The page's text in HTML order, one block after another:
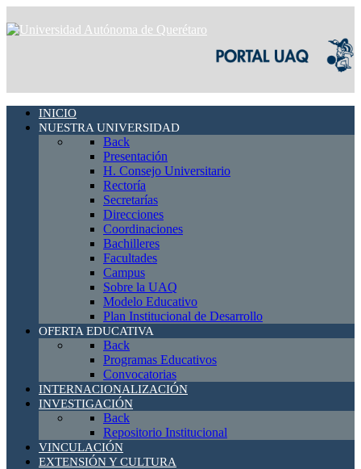
INICIO
NUESTRA UNIVERSIDAD
Back
Presentación
H. Consejo Universitario
Rectoría
Secretarías
Direcciones
Coordinaciones
Bachilleres
Facultades
Campus
Sobre la UAQ
Modelo Educativo
Plan Institucional de Desarrollo
OFERTA EDUCATIVA
Back
Programas Educativos
Convocatorias
INTERNACIONALIZACIÓN
INVESTIGACIÓN
Back
Repositorio Institucional
VINCULACIÓN
EXTENSIÓN Y CULTURA